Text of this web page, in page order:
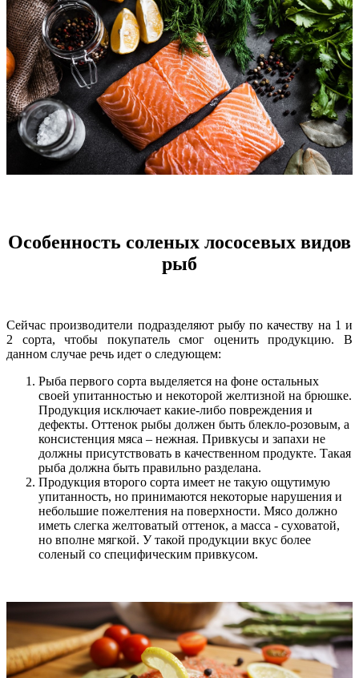
Особенность соленых лососевых видов
рыб
Сейчас производители подразделяют рыбу по качеству на 1 и
2 сорта, чтобы покупатель смог оценить продукцию. В
данном случае речь идет о следующем:
Рыба первого сорта выделяется на фоне остальных
своей упитанностью и некоторой желтизной на брюшке.
Продукция исключает какие-либо повреждения и
дефекты. Оттенок рыбы должен быть блекло-розовым, а
консистенция мяса – нежная. Привкусы и запахи не
должны присутствовать в качественном продукте. Такая
рыба должна быть правильно разделана.
Продукция второго сорта имеет не такую ощутимую
упитанность, но принимаются некоторые нарушения и
небольшие пожелтения на поверхности. Мясо должно
иметь слегка желтоватый оттенок, а масса - суховатой,
но вполне мягкой. У такой продукции вкус более
соленый со специфическим привкусом.